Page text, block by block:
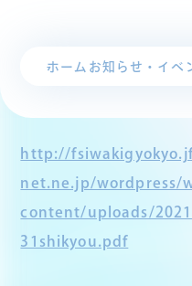
ホーム お知らせ・イベ
http://
net.ne.jp/wordpress/
content/uploads/
31shikyou.pdf